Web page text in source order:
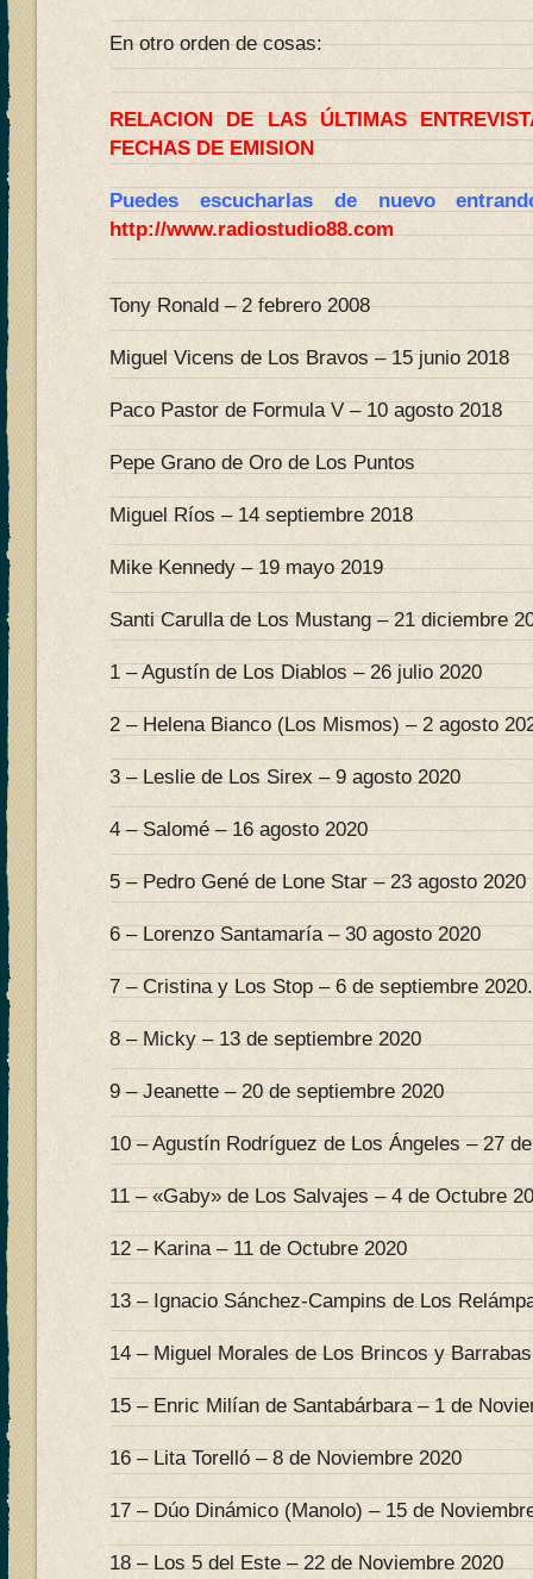
En otro orden de cosas:
RELACION DE LAS ÚLTIMAS
FECHAS DE EMISION
Puedes escucharlas de nuevo
http://www.radiostudio88.com
Tony Ronald – 2 febrero 2008
Miguel Vicens de Los Bravos – 15 junio 2018
Paco Pastor de Formula V – 10 agosto 2018
Pepe Grano de Oro de Los Puntos
Miguel Ríos – 14 septiembre 2018
Mike Kennedy – 19 mayo 2019
Santi Carulla de Los Mustang – 21 diciembre
1 – Agustín de Los Diablos – 26 julio 2020
2 – Helena Bianco (Los Mismos) – 2 agosto
3 – Leslie de Los Sirex – 9 agosto 2020
4 – Salomé – 16 agosto 2020
5 – Pedro Gené de Lone Star – 23 agosto 2020
6 – Lorenzo Santamaría – 30 agosto 2020
7 – Cristina y Los Stop – 6 de septiembre 2020.
8 – Micky – 13 de septiembre 2020
9 – Jeanette – 20 de septiembre 2020
10 – Agustín Rodríguez de Los Ángeles – 27
11 – «Gaby» de Los Salvajes – 4 de Octubre
12 – Karina – 11 de Octubre 2020
13 – Ignacio Sánchez-Campins de Los
14 – Miguel Morales de Los Brincos y
15 – Enric Milían de Santabárbara – 1 de
16 – Lita Torelló – 8 de Noviembre 2020
17 – Dúo Dinámico (Manolo) – 15 de
18 – Los 5 del Este – 22 de Noviembre 2020